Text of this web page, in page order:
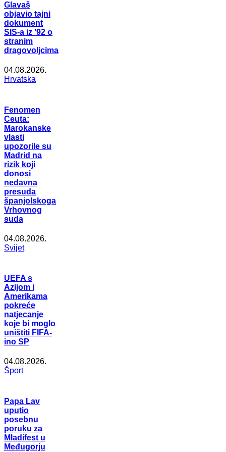
Glavaš
objavio tajni
dokument
SIS-a iz ’92 o
stranim
dragovoljcima
04.08.2026.
Hrvatska
Fenomen
Ceuta:
Marokanske
vlasti
upozorile su
Madrid na
rizik koji
donosi
nedavna
presuda
španjolskoga
Vrhovnog
suda
04.08.2026.
Svijet
UEFA s
Azijom i
Amerikama
pokreće
natjecanje
koje bi moglo
uništiti FIFA-
ino SP
04.08.2026.
Šport
Papa Lav
uputio
posebnu
poruku za
Mladifest u
Međugorju